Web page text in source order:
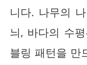
니다. 나무의
늬, 바다의 수
블링 패턴을 만